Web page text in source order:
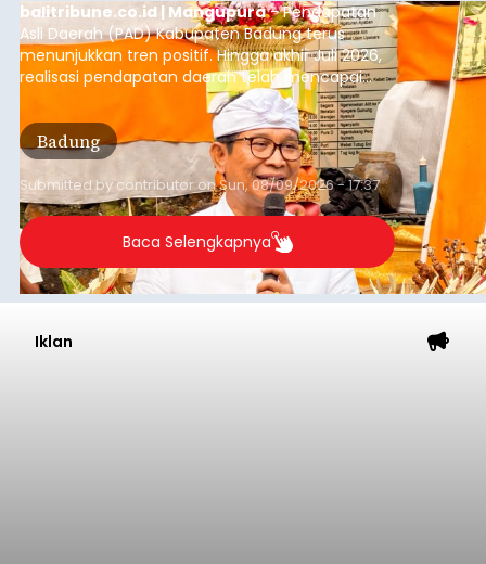
balitribune.co.id | Mangupura- Pendapatan
Asli Daerah (PAD) Kabupaten Badung terus
menunjukkan tren positif. Hingga akhir Juli 2026,
realisasi pendapatan daerah telah mencapai
Rp4,1 triliun atau rata-rata sekitar Rp730 miliar
per bulan, meningkat signifikan dibandingkan
rata-rata penerimaan sebelumnya yang berkisar
Rp350 miliar hingga Rp400 miliar per bulan.
Badung
Submitted by contributoronSun, 08/09/2026 - 17:37
Baca Selengkapnya
Iklan